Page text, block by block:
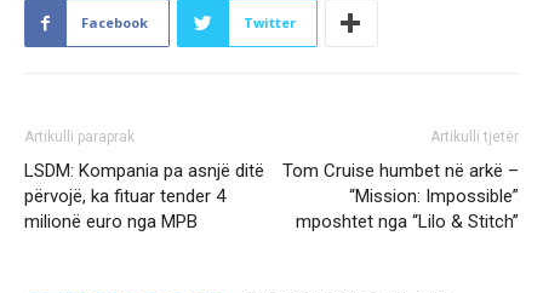
Facebook Twitter
Artikulli paraprak
LSDM: Kompania pa asnjë ditë
përvojë, ka fituar tender 4
milionë euro nga MPB
Artikulli tjetër
Tom Cruise humbet në arkë –
“Mission: Impossible”
mposhtet nga “Lilo & Stitch”